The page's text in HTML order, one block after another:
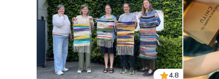
4.8